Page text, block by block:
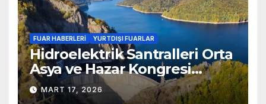
FUAR HABERLERI YURTDIŞI FUARLAR
Hidroelektrik Santralleri Orta
Asya ve Hazar Kongresi
Bişkek’te Düzenlenecek
MART 17, 2026